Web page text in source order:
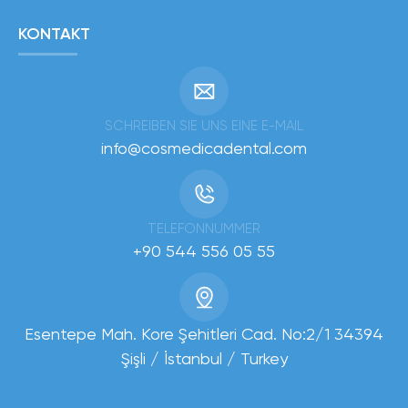
KONTAKT
SCHREIBEN SIE UNS EINE E-MAIL
info@cosmedicadental.com
TELEFONNUMMER
+90 544 556 05 55
Esentepe Mah. Kore Şehitleri Cad. No:2/1 34394
Şişli / İstanbul / Turkey